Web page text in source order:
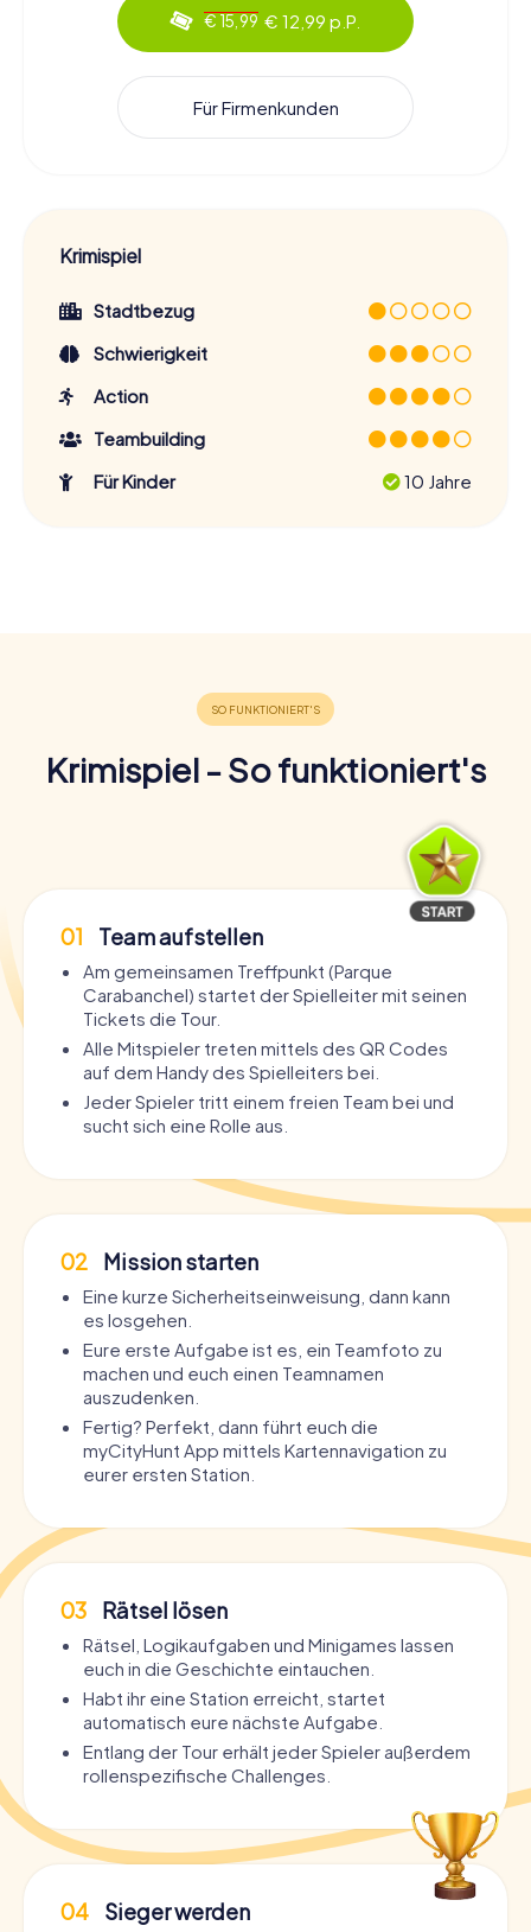
€ 15,99 € 12,99 p.P.
Für Firmenkunden
Krimispiel
Stadtbezug
Schwierigkeit
Action
Teambuilding
Für Kinder
10 Jahre
Krimispiel - So funktioniert's
01 Team aufstellen
Am gemeinsamen Treffpunkt (Parque
Carabanchel) startet der Spielleiter mit seinen
Tickets die Tour.
Alle Mitspieler treten mittels des QR Codes
auf dem Handy des Spielleiters bei.
Jeder Spieler tritt einem freien Team bei und
sucht sich eine Rolle aus.
02 Mission starten
Eine kurze Sicherheitseinweisung, dann kann
es losgehen.
Eure erste Aufgabe ist es, ein Teamfoto zu
machen und euch einen Teamnamen
auszudenken.
Fertig? Perfekt, dann führt euch die
myCityHunt App mittels Kartennavigation zu
eurer ersten Station.
03 Rätsel lösen
Rätsel, Logikaufgaben und Minigames lassen
euch in die Geschichte eintauchen.
Habt ihr eine Station erreicht, startet
automatisch eure nächste Aufgabe.
Entlang der Tour erhält jeder Spieler außerdem
rollenspezifische Challenges.
04 Sieger werden